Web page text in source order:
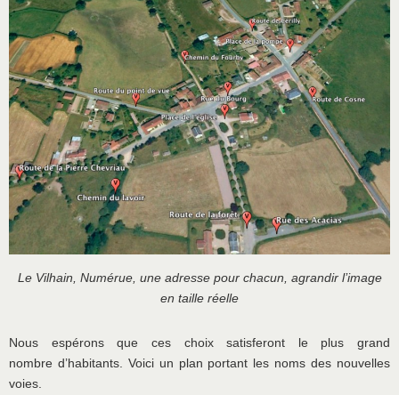
Le Vilhain, Numérue, une adresse pour chacun, agrandir l’image
en taille réelle
Nous espérons que ces choix satisferont le plus grand
nombre d’habitants. Voici un plan portant les noms des nouvelles
voies.